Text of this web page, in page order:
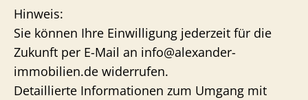
Hinweis:
Sie können Ihre Einwilligung jederzeit für die
Zukunft per E-Mail an info@alexander-
immobilien.de widerrufen.
Detaillierte Informationen zum Umgang mit